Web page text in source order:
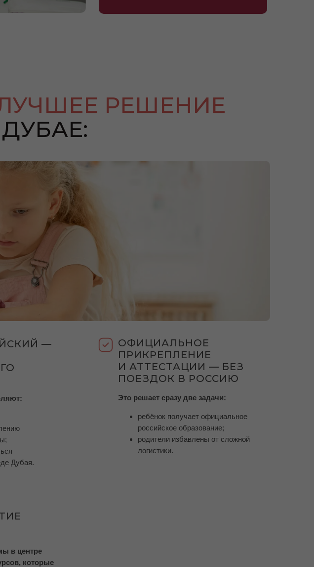
РЕШЕНИЕ
Дубая.
ОФИЦИАЛЬНОЕ
ПРИКРЕПЛЕНИЕ
И АТТЕСТАЦИИ — БЕЗ
ПОЕЗДОК В РОССИЮ
Это решает сразу две задачи:
ребёнок получает официальное
российское образование;
родители избавлены от сложной
логистики.
—
в центре
которые